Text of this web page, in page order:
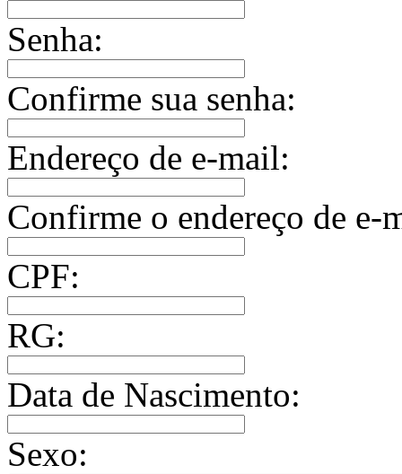
Senha:
Confirme sua senha:
Endereço de e-mail:
Confirme o endereço de e-
CPF:
RG:
Data de Nascimento:
Sexo: